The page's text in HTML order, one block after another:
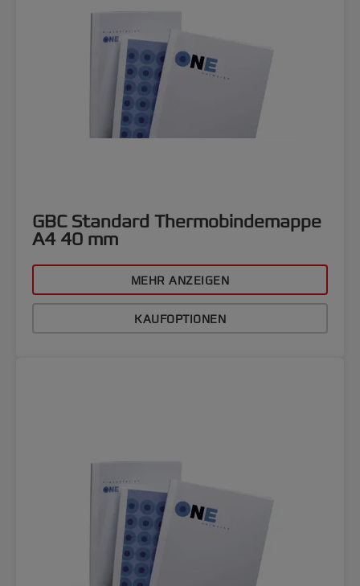
GBC Standard Thermobindemappe
A4 40 mm
MEHR ANZEIGEN
KAUFOPTIONEN